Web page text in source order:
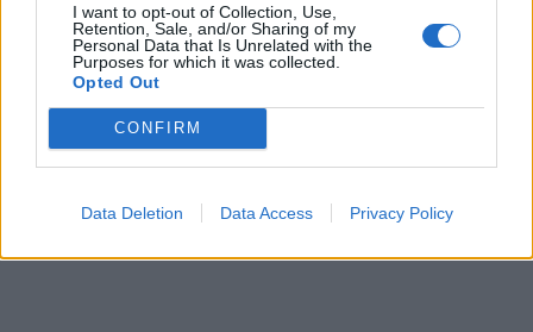
I want to opt-out of Collection, Use,
Retention, Sale, and/or Sharing of my
Personal Data that Is Unrelated with the
Purposes for which it was collected.
Opted Out
CONFIRM
Data Deletion Data Access Privacy Policy